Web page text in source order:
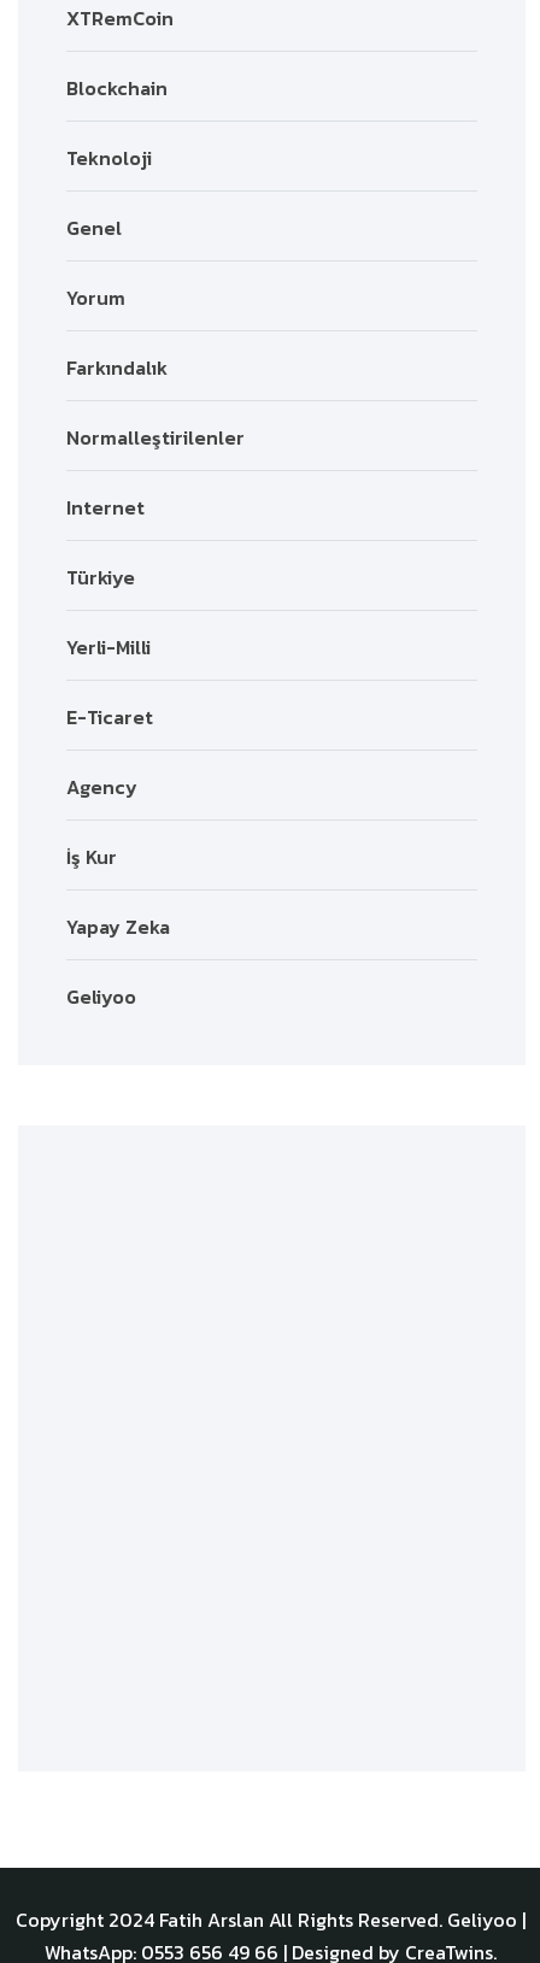
XTRemCoin
Blockchain
Teknoloji
Genel
Yorum
Farkındalık
Normalleştirilenler
Internet
Türkiye
Yerli-Milli
E-Ticaret
Agency
İş Kur
Yapay Zeka
Geliyoo
Copyright 2024 Fatih Arslan All Rights Reserved. Geliyoo |
WhatsApp: 0553 656 49 66 | Designed by CreaTwins.